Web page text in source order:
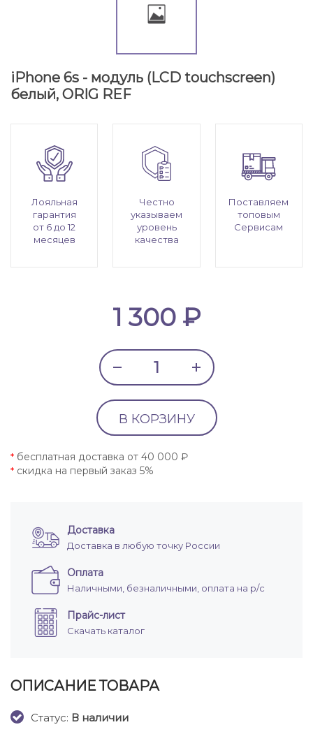
iPhone 6s - модуль (LCD touchscreen)
белый, ORIG REF
Лояльная
гарантия
от 6 до 12
месяцев
Честно
указываем
уровень
качества
Поставляем
топовым
Сервисам
1 300 ₽
В КОРЗИНУ
* бесплатная доставка от 40 000 ₽
* скидка на первый заказ 5%
Доставка
Доставка в любую точку России
Оплата
Наличными, безналичными, оплата на р/с
Прайс-лист
Скачать каталог
ОПИСАНИЕ ТОВАРА
Cтатус: В наличии